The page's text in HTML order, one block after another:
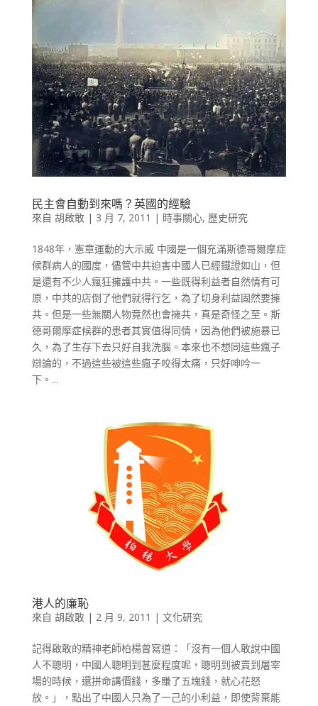
民主會自動到來嗎？英國的經驗
來自 胡啟敢| 3 月 7, 2011 | 時事關心, 歷史研究
1848年，憲章運動的大示威 中國是一個充滿斯德哥爾摩症
候群病人的國度，儘管中共迫害中國人已經鐵證如山，但
是還有不少人瘋狂擁護中共。一些既得利益者自然情有可
原，中共的店倒了他們就得行乞，為了切身利益固然要擁
共。但是一些無關人物竟然也會擁共，真是奇怪之至。斯
德哥爾摩症候群的患者其實值得同情，因為他們被施暴已
久，為了生存下去只好自我洗腦。本來也不想同這些瘋子
辯論的，不過這些被這些瘋子咬得太痛，只好呻吟一
下。...
港人的廉恥
來自 胡啟敢| 2 月 9, 2011 | 文化研究
記得啟敢的精神老師柏楊曾寫道：「沒有一個人敢說中國
人不聰明，中國人聰明到甚麼程度呢，聰明到被賣到屠宰
場的時候，還拼命講價錢，多賺了五塊錢，就心花怒
放。」，點出了中國人只為了一己的小利益，即使背棄能